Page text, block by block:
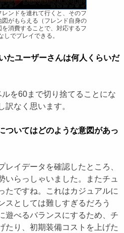
ンドを連れて行くと、そのフ
がもらえる（フレンド自身の
消費することで、対応するフ
しでプレイできる。
ユーザーさんは何人くらいだ
ルを60まで切り捨てることにな
訳なく思います。
いてはどのような意図があっ
レイデータを確認したところ、
いらっしゃいました。またチュ
たですね。これはカジュアルに
スとしては難しすぎるだろう
遊べるバランスにするため、チ
たり、初期装備コストを上げた